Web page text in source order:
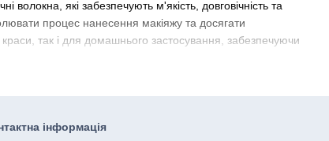
волокна, які забезпечують м'якість, довговічність та
процес нанесення макіяжу та досягати
так і для домашнього застосування, забезпечуючи
інформація